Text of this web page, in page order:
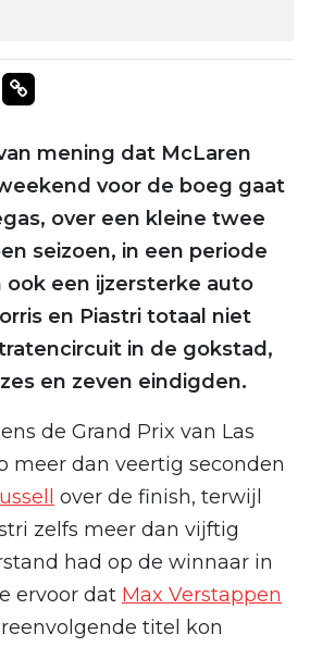
op Whatsapp
via Mail
Delen via link
mening dat McLaren
voor de boeg gaat
over een kleine twee
seizoen, in een periode
ook een ijzersterke auto
en Piastri totaal niet
in de gokstad,
en zeven eindigden.
de Grand Prix van Las
meer dan veertig seconden
over de finish, terwijl
zelfs meer dan vijftig
had op de winnaar in
ervoor dat Max Verstappen
titel kon